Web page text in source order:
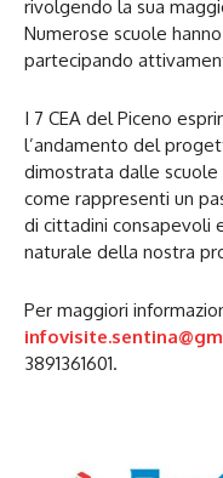
rivolgendo la sua
Numerose scuole
partecipando
I 7 CEA del Piceno
l’andamento del
dimostrata dalle
come rappresenti un
di cittadini consapevoli
naturale della nostra
Per maggiori
3891361601.